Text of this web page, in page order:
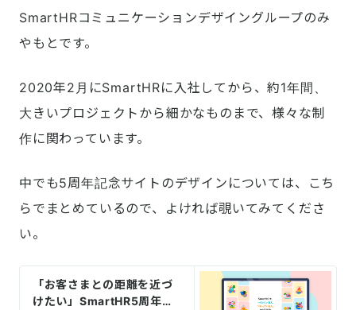
SmartHRコミュニケーションデザイングループのみ
やもとです。
2020年2月にSmartHRに入社してから、約1年間、
大きいプロジェクトから細かなものまで、様々な制
作に関わっています。
中でも5周年記念サイトのデザインについては、こち
らでまとめているので、よければ覗いてみてくださ
い。
「お客さまとの距離を近づ
けたい」SmartHR5周年サ